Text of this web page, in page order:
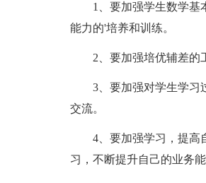
1、要加强学生数学基本
能力的'培养和训练。
2、要加强培优辅差的工
3、要加强对学生学习过
交流。
4、要加强学习，提高自
习，不断提升自己的业务